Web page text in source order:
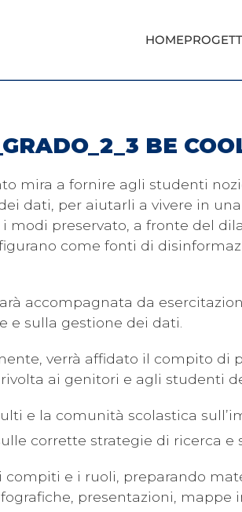
HOME
BE
mira a fornire agli studenti
dati, per aiutarli a vivere in
modi preservato, a fronte del
come fonti di
accompagnata da
e sulla gestione dei dati.
verrà affidato il compito di
rivolta ai genitori e agli studenti
e la comunità scolastica
corrette strategie di ricerca e
compiti e i ruoli, preparando
presentazioni, mappe